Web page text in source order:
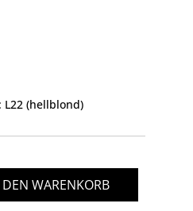
(hellblond)
WARENKORB